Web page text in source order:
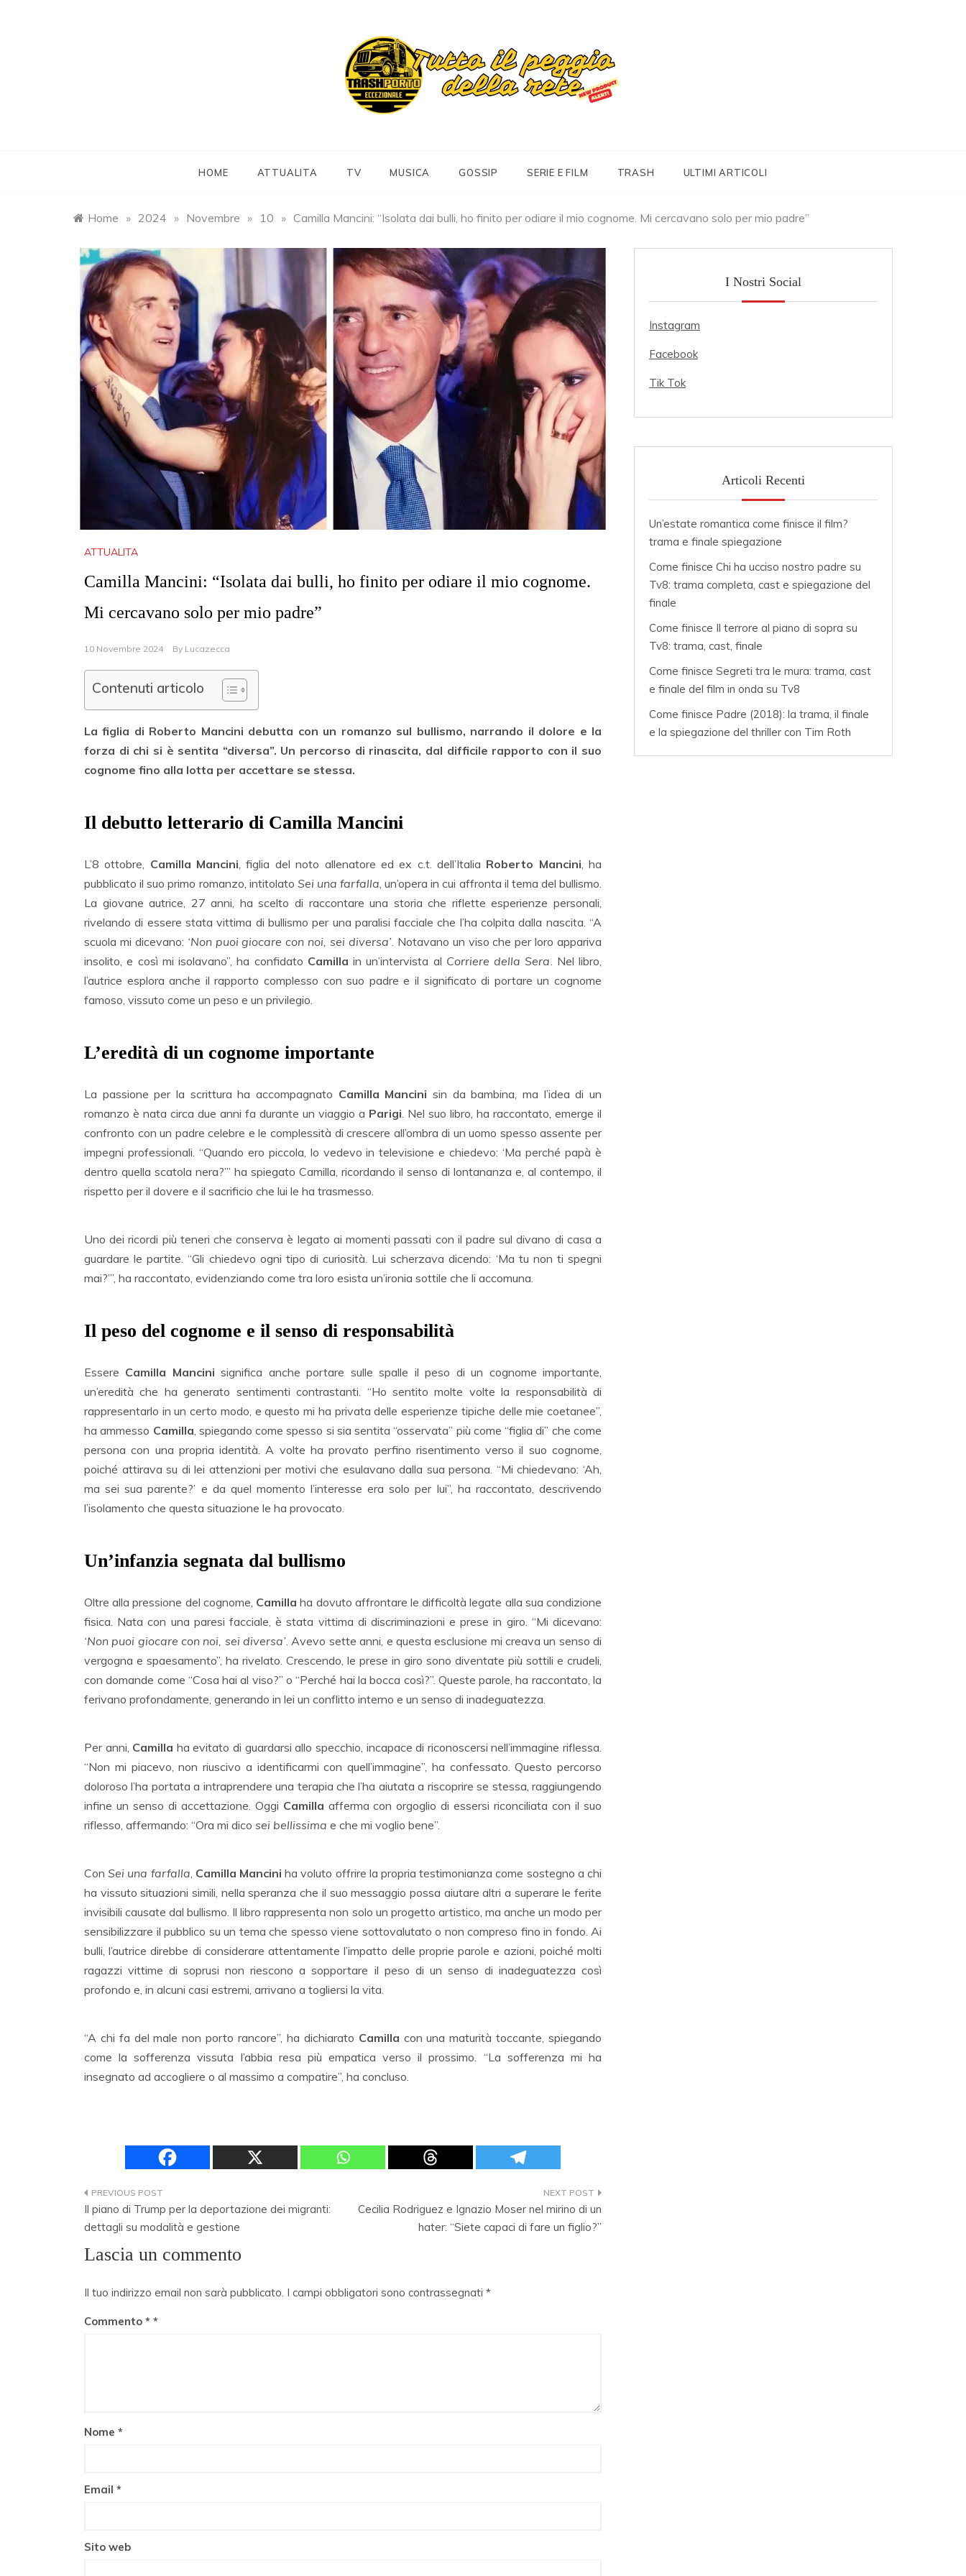
HOME ATTUALITA TV MUSICA GOSSIP SERIE E FILM TRASH ULTIMI ARTICOLI
Home » 2024 » Novembre » 10 » Camilla Mancini: “Isolata dai bulli, ho finito per odiare il mio cognome. Mi cercavano solo per mio padre”
ATTUALITA
Camilla Mancini: “Isolata dai bulli, ho finito per odiare il mio cognome.
Mi cercavano solo per mio padre”
10 Novembre 2024 By Lucazecca
Contenuti articolo
La figlia di Roberto Mancini debutta con un romanzo sul bullismo, narrando il dolore e la
forza di chi si è sentita “diversa”. Un percorso di rinascita, dal difficile rapporto con il suo
cognome fino alla lotta per accettare se stessa.
Il debutto letterario di Camilla Mancini
L’8 ottobre, Camilla Mancini, figlia del noto allenatore ed ex c.t. dell’Italia Roberto Mancini, ha
pubblicato il suo primo romanzo, intitolato Sei una farfalla, un’opera in cui affronta il tema del bullismo.
La giovane autrice, 27 anni, ha scelto di raccontare una storia che riflette esperienze personali,
rivelando di essere stata vittima di bullismo per una paralisi facciale che l’ha colpita dalla nascita. “A
scuola mi dicevano: ‘Non puoi giocare con noi, sei diversa’. Notavano un viso che per loro appariva
insolito, e così mi isolavano”, ha confidato Camilla in un’intervista al Corriere della Sera. Nel libro,
l’autrice esplora anche il rapporto complesso con suo padre e il significato di portare un cognome
famoso, vissuto come un peso e un privilegio.
L’eredità di un cognome importante
La passione per la scrittura ha accompagnato Camilla Mancini sin da bambina, ma l’idea di un
romanzo è nata circa due anni fa durante un viaggio a Parigi. Nel suo libro, ha raccontato, emerge il
confronto con un padre celebre e le complessità di crescere all’ombra di un uomo spesso assente per
impegni professionali. “Quando ero piccola, lo vedevo in televisione e chiedevo: ‘Ma perché papà è
dentro quella scatola nera?’” ha spiegato Camilla, ricordando il senso di lontananza e, al contempo, il
rispetto per il dovere e il sacrificio che lui le ha trasmesso.
Uno dei ricordi più teneri che conserva è legato ai momenti passati con il padre sul divano di casa a
guardare le partite. “Gli chiedevo ogni tipo di curiosità. Lui scherzava dicendo: ‘Ma tu non ti spegni
mai?’”, ha raccontato, evidenziando come tra loro esista un’ironia sottile che li accomuna.
Il peso del cognome e il senso di responsabilità
Essere Camilla Mancini significa anche portare sulle spalle il peso di un cognome importante,
un’eredità che ha generato sentimenti contrastanti. “Ho sentito molte volte la responsabilità di
rappresentarlo in un certo modo, e questo mi ha privata delle esperienze tipiche delle mie coetanee”,
ha ammesso Camilla, spiegando come spesso si sia sentita “osservata” più come “figlia di” che come
persona con una propria identità. A volte ha provato perfino risentimento verso il suo cognome,
poiché attirava su di lei attenzioni per motivi che esulavano dalla sua persona. “Mi chiedevano: ‘Ah,
ma sei sua parente?’ e da quel momento l’interesse era solo per lui”, ha raccontato, descrivendo
l’isolamento che questa situazione le ha provocato.
Un’infanzia segnata dal bullismo
Oltre alla pressione del cognome, Camilla ha dovuto affrontare le difficoltà legate alla sua condizione
fisica. Nata con una paresi facciale, è stata vittima di discriminazioni e prese in giro. “Mi dicevano:
‘Non puoi giocare con noi, sei diversa’. Avevo sette anni, e questa esclusione mi creava un senso di
vergogna e spaesamento”, ha rivelato. Crescendo, le prese in giro sono diventate più sottili e crudeli,
con domande come “Cosa hai al viso?” o “Perché hai la bocca così?”. Queste parole, ha raccontato, la
ferivano profondamente, generando in lei un conflitto interno e un senso di inadeguatezza.
Per anni, Camilla ha evitato di guardarsi allo specchio, incapace di riconoscersi nell’immagine riflessa.
“Non mi piacevo, non riuscivo a identificarmi con quell’immagine”, ha confessato. Questo percorso
doloroso l’ha portata a intraprendere una terapia che l’ha aiutata a riscoprire se stessa, raggiungendo
infine un senso di accettazione. Oggi Camilla afferma con orgoglio di essersi riconciliata con il suo
riflesso, affermando: “Ora mi dico sei bellissima e che mi voglio bene”.
ConSei una farfalla, Camilla Mancini ha voluto offrire la propria testimonianza come sostegno a chi
ha vissuto situazioni simili, nella speranza che il suo messaggio possa aiutare altri a superare le ferite
invisibili causate dal bullismo. Il libro rappresenta non solo un progetto artistico, ma anche un modo per
sensibilizzare il pubblico su un tema che spesso viene sottovalutato o non compreso fino in fondo. Ai
bulli, l’autrice direbbe di considerare attentamente l’impatto delle proprie parole e azioni, poiché molti
ragazzi vittime di soprusi non riescono a sopportare il peso di un senso di inadeguatezza così
profondo e, in alcuni casi estremi, arrivano a togliersi la vita.
“A chi fa del male non porto rancore”, ha dichiarato Camilla con una maturità toccante, spiegando
come la sofferenza vissuta l’abbia resa più empatica verso il prossimo. “La sofferenza mi ha
insegnato ad accogliere o al massimo a compatire”, ha concluso.
Navigazione
articoli
Il piano di Trump per la deportazione dei migranti:
dettagli su modalità e gestione
Cecilia Rodriguez e Ignazio Moser nel mirino di un
hater: “Siete capaci di fare un figlio?”
Lascia un commento
Il tuo indirizzo email non sarà pubblicato. I campi obbligatori sono contrassegnati *
Commento *
Nome *
Email *
Sito web
I Nostri Social
Instagram
Facebook
Tik Tok
Articoli Recenti
Un’estate romantica come finisce il film?
trama e finale spiegazione
Come finisce Chi ha ucciso nostro padre su
Tv8: trama completa, cast e spiegazione del
finale
Come finisce Il terrore al piano di sopra su
Tv8: trama, cast, finale
Come finisce Segreti tra le mura: trama, cast
e finale del film in onda su Tv8
Come finisce Padre (2018): la trama, il finale
e la spiegazione del thriller con Tim Roth